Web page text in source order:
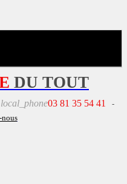
DU TOUT
local_phone03 81 35 54 41
-